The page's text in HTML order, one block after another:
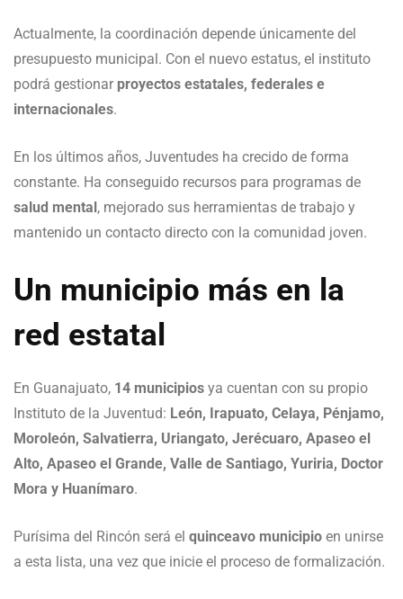
Actualmente, la coordinación depende únicamente del
presupuesto municipal. Con el nuevo estatus, el instituto
podrá gestionar proyectos estatales, federales e
internacionales.
En los últimos años, Juventudes ha crecido de forma
constante. Ha conseguido recursos para programas de
salud mental, mejorado sus herramientas de trabajo y
mantenido un contacto directo con la comunidad joven.
Un municipio más en la
red estatal
En Guanajuato, 14 municipios ya cuentan con su propio
Instituto de la Juventud: León, Irapuato, Celaya, Pénjamo,
Moroleón, Salvatierra, Uriangato, Jerécuaro, Apaseo el
Alto, Apaseo el Grande, Valle de Santiago, Yuriria, Doctor
Mora y Huanímaro.
Purísima del Rincón será el quinceavo municipio en unirse
a esta lista, una vez que inicie el proceso de formalización.